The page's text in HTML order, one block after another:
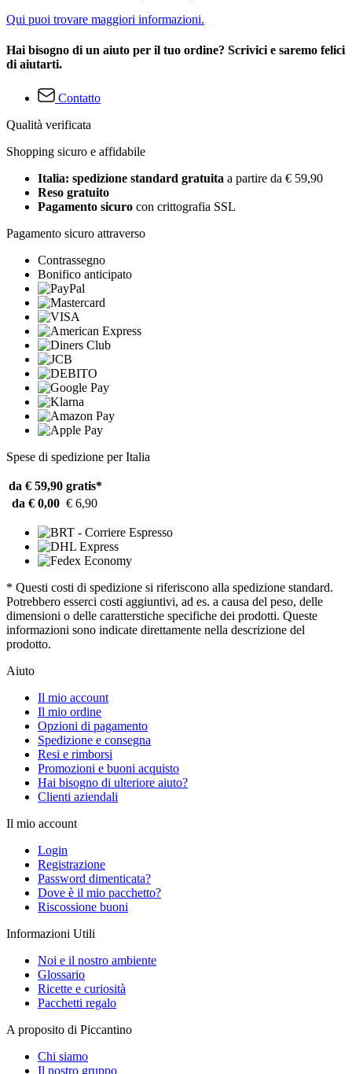
Qui puoi trovare maggiori informazioni.
Hai bisogno di un aiuto per il tuo ordine? Scrivici e saremo felici
di aiutarti.
Contatto
Qualità verificata
Shopping sicuro e affidabile
Italia: spedizione standard gratuita a partire da € 59,90
Reso gratuito
Pagamento sicuro con crittografia SSL
Pagamento sicuro attraverso
Contrassegno
Bonifico anticipato
Spese di spedizione per Italia
da € 59,90 gratis*
da € 0,00 € 6,90
* Questi costi di spedizione si riferiscono alla spedizione standard.
Potrebbero esserci costi aggiuntivi, ad es. a causa del peso, delle
dimensioni o delle caratterstiche specifiche dei prodotti. Queste
informazioni sono indicate direttamente nella descrizione del
prodotto.
Aiuto
Il mio account
Il mio ordine
Opzioni di pagamento
Spedizione e consegna
Resi e rimborsi
Promozioni e buoni acquisto
Hai bisogno di ulteriore aiuto?
Clienti aziendali
Il mio account
Login
Registrazione
Password dimenticata?
Dove è il mio pacchetto?
Riscossione buoni
Informazioni Utili
Noi e il nostro ambiente
Glossario
Ricette e curiosità
Pacchetti regalo
A proposito di Piccantino
Chi siamo
Il nostro gruppo